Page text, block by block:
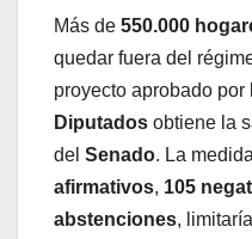
Más de 550.000
quedar fuera del
proyecto aprobado por
Diputados obtiene la
del Senado. La
afirmativos, 105
abstenciones,